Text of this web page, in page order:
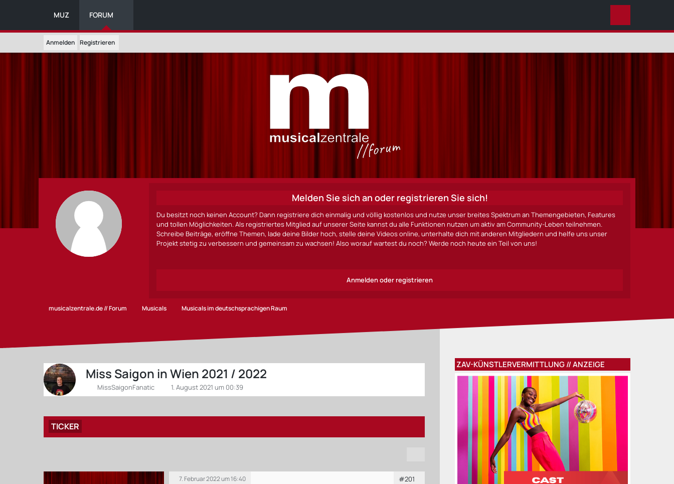
MUZ FORUM
Anmelden Registrieren
Melden Sie sich an oder registrieren Sie sich!
Du besitzt noch keinen Account? Dann registriere dich einmalig und völlig kostenlos und nutze unser breites Spektrum an Themengebieten, Features
und tollen Möglichkeiten. Als registriertes Mitglied auf unserer Seite kannst du alle Funktionen nutzen um aktiv am Community-Leben teilnehmen.
Schreibe Beiträge, eröffne Themen, lade deine Bilder hoch, stelle deine Videos online, unterhalte dich mit anderen Mitgliedern und helfe uns unser
Projekt stetig zu verbessern und gemeinsam zu wachsen! Also worauf wartest du noch? Werde noch heute ein Teil von uns!
Anmelden oder registrieren
musicalzentrale.de // Forum Musicals Musicals im deutschsprachigen Raum
Miss Saigon in Wien 2021 / 2022
MissSaigonFanatic 1. August 2021 um 00:39
TICKER
7. Februar 2022 um 16:40 #201
ZAV-KÜNSTLERVERMITTLUNG // ANZEIGE